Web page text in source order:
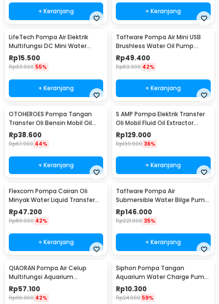
+ Keranjang + Keranjang
LifeTech Pompa Air Elektrik
Multifungsi DC Mini Water
Pump 4.8W 12V - 365B-7
Rp15.500
Rp33.900 55%
+ Keranjang
Taffware Pompa Air Mini USB
Brushless Water Oil Pump
Submersible 5V - QR30A
Rp49.400
Rp83.900 42%
+ Keranjang
OTOHEROES Pompa Tangan
Transfer Oli Bensin Mobil Oil
Pump - NC01
Rp38.600
Rp67.900 44%
+ Keranjang
S AMP Pompa Elektrik Transfer
Oli Mobil Fluid Oil Extractor
Pump 12V - A3
Rp129.000
Rp199.900 36%
+ Keranjang
Flexcom Pompa Cairan Oli
Minyak Water Liquid Transfer
Pump - JT-600
Rp47.200
Rp80.900 42%
+ Keranjang
Taffware Pompa Air
Submersible Water Bilge Pump
12V - BL-2512SI
Rp146.000
Rp221.900 35%
+ Keranjang
QIAORAN Pompa Air Celup
Multifungsi Aquarium
Submersible Pump 5V 2.4W -
QR50A
Rp57.100
Rp96.900 42%
Siphon Pompa Tangan
Aquarium Water Charge Pump
1.7M - NC02
Rp10.300
Rp24.900 59%